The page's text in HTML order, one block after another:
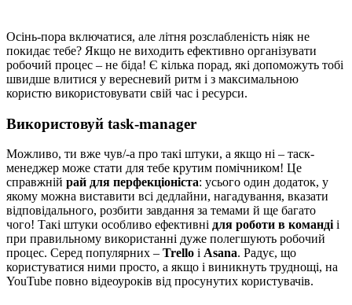
Осінь-пора включатися, але літня розслабленість ніяк не
покидає тебе? Якщо не виходить ефективно організувати
робочий процес – не біда! Є кілька порад, які допоможуть тобі
швидше влитися у вересневий ритм і з максимальною
користю використовувати свій час і ресурси.
Використовуй task-manager
Можливо, ти вже чув/-а про такі штуки, а якщо ні – таск-
менеджер може стати для тебе крутим помічником! Це
справжній рай для перфекціоніста: усього один додаток, у
якому можна виставити всі дедлайни, нагадування, вказати
відповідального, розбити завдання за темами й ще багато
чого! Такі штуки особливо ефективні для роботи в команді і
при правильному використанні дуже полегшують робочий
процес. Серед популярних – Trello і Asana. Радує, що
користуватися ними просто, а якщо і виникнуть труднощі, на
YouTube повно відеоуроків від просунутих користувачів.